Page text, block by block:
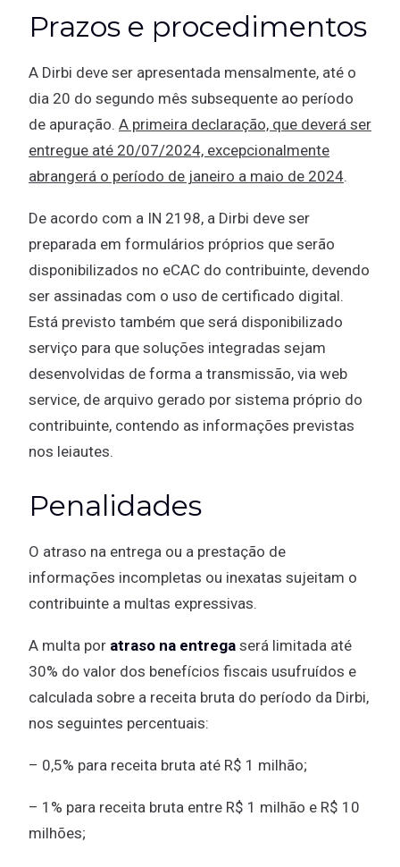
Prazos e procedimentos
A Dirbi deve ser apresentada mensalmente, até o
dia 20 do segundo mês subsequente ao período
de apuração. A primeira declaração, que deverá ser
entregue até 20/07/2024, excepcionalmente
abrangerá o período de janeiro a maio de 2024.
De acordo com a IN 2198, a Dirbi deve ser
preparada em formulários próprios que serão
disponibilizados no eCAC do contribuinte, devendo
ser assinadas com o uso de certificado digital.
Está previsto também que será disponibilizado
serviço para que soluções integradas sejam
desenvolvidas de forma a transmissão, via web
service, de arquivo gerado por sistema próprio do
contribuinte, contendo as informações previstas
nos leiautes.
Penalidades
O atraso na entrega ou a prestação de
informações incompletas ou inexatas sujeitam o
contribuinte a multas expressivas.
A multa por atraso na entrega será limitada até
30% do valor dos benefícios fiscais usufruídos e
calculada sobre a receita bruta do período da Dirbi,
nos seguintes percentuais:
– 0,5% para receita bruta até R$ 1 milhão;
– 1% para receita bruta entre R$ 1 milhão e R$ 10
milhões;